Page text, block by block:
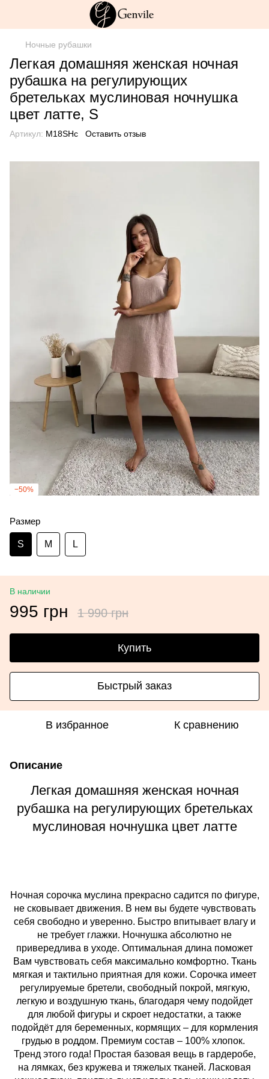
Ночные рубашки
Легкая домашняя женская ночная
рубашка на регулирующих
бретельках муслиновая ночнушка
цвет латте, S
Артикул: М18SHс Оставить отзыв
−50%
Размер
S M L
В наличии
995 грн 1 990 грн
Купить
Быстрый заказ
В избранное К сравнению
Описание
Легкая домашняя женская ночная
рубашка на регулирующих бретельках
муслиновая ночнушка цвет латте
Ночная сорочка муслина прекрасно садится по фигуре,
не сковывает движения. В нем вы будете чувствовать
себя свободно и уверенно. Быстро впитывает влагу и
не требует глажки. Ночнушка абсолютно не
привередлива в уходе. Оптимальная длина поможет
Вам чувствовать себя максимально комфортно. Ткань
мягкая и тактильно приятная для кожи. Сорочка имеет
регулируемые бретели, свободный покрой, мягкую,
легкую и воздушную ткань, благодаря чему подойдет
для любой фигуры и скроет недостатки, а также
подойдёт для беременных, кормящих – для кормления
грудью в роддом. Премиум состав – 100% хлопок.
Тренд этого года! Простая базовая вещь в гардеробе,
на лямках, без кружева и тяжелых тканей. Ласковая